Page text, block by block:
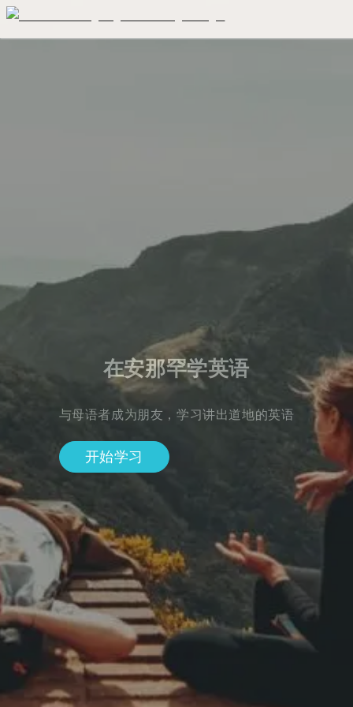
在安那罕学英语
与母语者成为朋友，学习讲出道地的英语
开始学习